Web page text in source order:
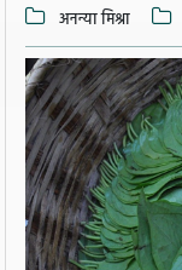
अनन्या मिश्रा